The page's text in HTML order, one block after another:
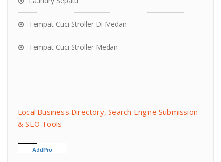
Tempat Cuci Stroller Di Medan
Tempat Cuci Stroller Medan
Local Business Directory, Search Engine Submission
& SEO Tools
AddPro